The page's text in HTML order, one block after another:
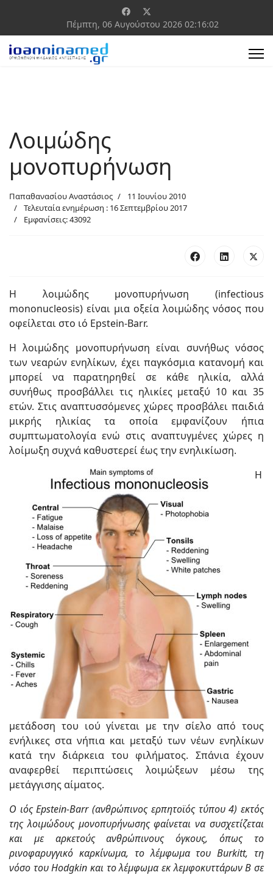
Πέμπτη, 06 Αυγούστου 2026 02:16:03
Λοιμώδης
μονοπυρήνωση
Παπαθανασίου Αναστάσιος
11 Ιουνίου 2010
Τελευταία ενημέρωση : 16 Σεπτεμβρίου 2017
Εμφανίσεις: 43092
Η λοιμώδης μονοπυρήνωση (infectious
mononucleosis) είναι μια οξεία λοιμώδης νόσος που
οφείλεται στο ιό Epstein-Barr.
Η λοιμώδης μονοπυρήνωση είναι συνήθως νόσος
των νεαρών ενηλίκων, έχει παγκόσμια κατανομή και
μπορεί να παρατηρηθεί σε κάθε ηλικία, αλλά
συνήθως προσβάλλει τις ηλικίες μεταξύ 10 και 35
ετών. Στις αναπτυσσόμενες χώρες προσβάλει παιδιά
μικρής ηλικίας τα οποία εμφανίζουν ήπια
συμπτωματολογία ενώ στις αναπτυγμένες χώρες η
λοίμωξη συχνά καθυστερεί έως την ενηλικίωση.
Η
μετάδοση του ιού γίνεται με την σίελο από τους
ενήλικες στα νήπια και μεταξύ των νέων ενηλίκων
κατά την διάρκεια του φιλήματος. Σπάνια έχουν
αναφερθεί περιπτώσεις λοιμώξεων μέσω της
μετάγγισης αίματος.
Ο ιός Epstein-Barr (ανθρώπινος ερπητοϊός τύπου 4) εκτός
της λοιμώδους μονοπυρήνωσης φαίνεται να συσχετίζεται
και με αρκετούς ανθρώπινους όγκους, όπως το
ρινοφαρυγγικό καρκίνωμα, το λέμφωμα του Burkitt, τη
νόσο του Hodgkin και το λέμφωμα εκ λεμφοκυττάρων Β σε